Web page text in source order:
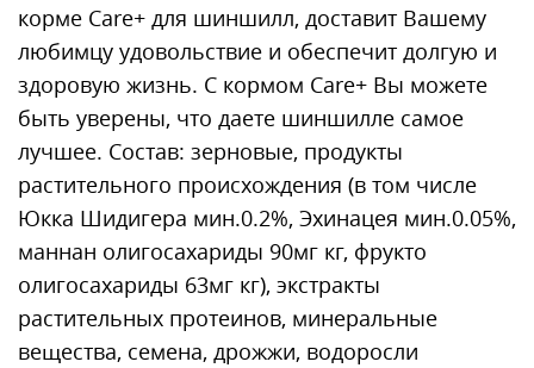
корме Care+ для шиншилл, доставит Вашему
любимцу удовольствие и обеспечит долгую и
здоровую жизнь. С кормом Care+ Вы можете
быть уверены, что даете шиншилле самое
лучшее. Состав: зерновые, продукты
растительного происхождения (в том числе
Юкка Шидигера мин.0.2%, Эхинацея мин.0.05%,
маннан олигосахариды 90мг кг, фрукто
олигосахариды 63мг кг), экстракты
растительных протеинов, минеральные
вещества, семена, дрожжи, водоросли